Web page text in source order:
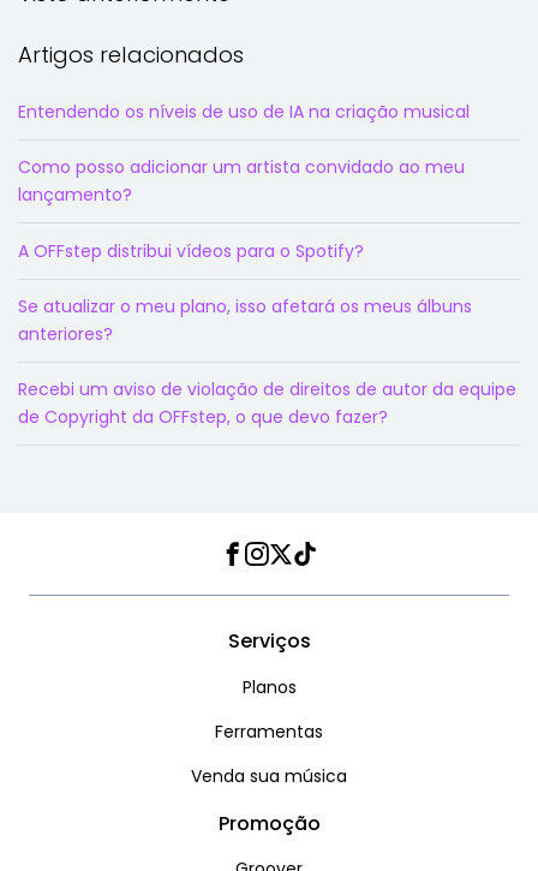
Artigos relacionados
Entendendo os níveis de uso de IA na criação musical
Como posso adicionar um artista convidado ao meu
lançamento?
A OFFstep distribui vídeos para o Spotify?
Se atualizar o meu plano, isso afetará os meus álbuns
anteriores?
Recebi um aviso de violação de direitos de autor da equipe
de Copyright da OFFstep, o que devo fazer?
Facebook
Instagram
Twitter
TikTok
Serviços
Planos
Ferramentas
Venda sua música
Promoção